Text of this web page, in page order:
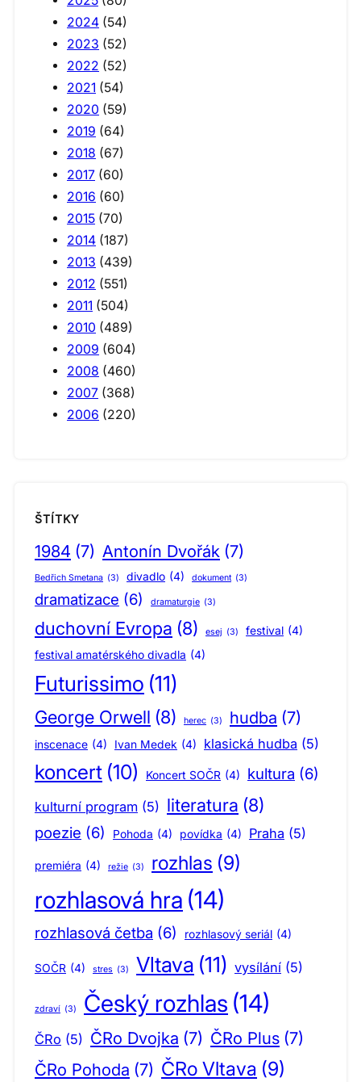
2024 (54)
2023 (52)
2022 (52)
2021 (54)
2020 (59)
2019 (64)
2018 (67)
2017 (60)
2016 (60)
2015 (70)
2014 (187)
2013 (439)
2012 (551)
2011 (504)
2010 (489)
2009 (604)
2008 (460)
2007 (368)
2006 (220)
ŠTÍTKY
1984 (7) Antonín Dvořák (7)
Bedřich Smetana (3) divadlo (4) dokument (3)
dramatizace (6) dramaturgie (3)
duchovní Evropa (8) esej (3) festival (4)
festival amatérského divadla (4)
Futurissimo (11)
George Orwell (8) herec (3) hudba (7)
inscenace (4) Ivan Medek (4) klasická hudba (5)
koncert (10) Koncert SOČR (4) kultura (6)
kulturní program (5) literatura (8)
poezie (6) Pohoda (4) povídka (4) Praha (5)
premiéra (4) režie (3) rozhlas (9)
rozhlasová hra (14)
rozhlasová četba (6) rozhlasový seriál (4)
SOČR (4) stres (3) Vltava (11) vysílání (5)
zdraví (3) Český rozhlas (14)
ČRo (5) ČRo Dvojka (7) ČRo Plus (7)
ČRo Pohoda (7) ČRo Vltava (9)